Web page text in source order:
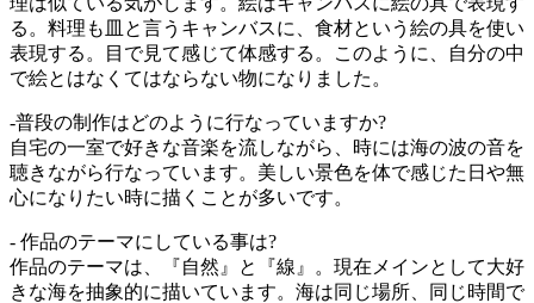
る。料理も皿と言うキャンバスに、食材という絵の具を使い
表現する。目で見て感じて体感する。このように、自分の中
で絵とはなくてはならない物になりました。
-普段の制作はどのように行なっていますか?
自宅の一室で好きな音楽を流しながら、時には海の波の音を
聴きながら行なっています。美しい景色を体で感じた日や無
心になりたい時に描くことが多いです。
- 作品のテーマにしている事は?
作品のテーマは、『自然』と『線』。現在メインとして大好
きな海を抽象的に描いています。海は同じ場所、同じ時間で